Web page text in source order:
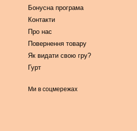
Бонусна програма
Контакти
Про нас
Повернення товару
Як видати свою гру?
Гурт
Ми в соцмережах